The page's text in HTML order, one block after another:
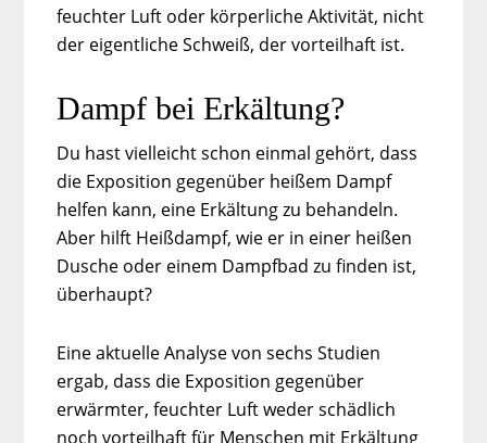
feuchter Luft oder körperliche Aktivität, nicht
der eigentliche Schweiß, der vorteilhaft ist.
Dampf bei Erkältung?
Du hast vielleicht schon einmal gehört, dass
die Exposition gegenüber heißem Dampf
helfen kann, eine Erkältung zu behandeln.
Aber hilft Heißdampf, wie er in einer heißen
Dusche oder einem Dampfbad zu finden ist,
überhaupt?
Eine aktuelle Analyse von sechs Studien
ergab, dass die Exposition gegenüber
erwärmter, feuchter Luft weder schädlich
noch vorteilhaft für Menschen mit Erkältung